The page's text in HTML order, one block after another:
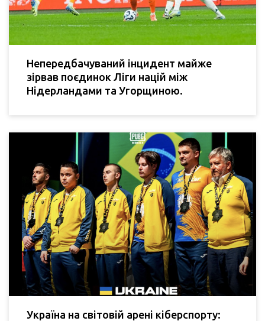
Непередбачуваний інцидент майже
зірвав поєдинок Ліги націй між
Нідерландами та Угорщиною.
Україна на світовій арені кіберспорту: